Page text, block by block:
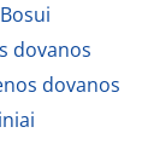
dovanos
dovanos